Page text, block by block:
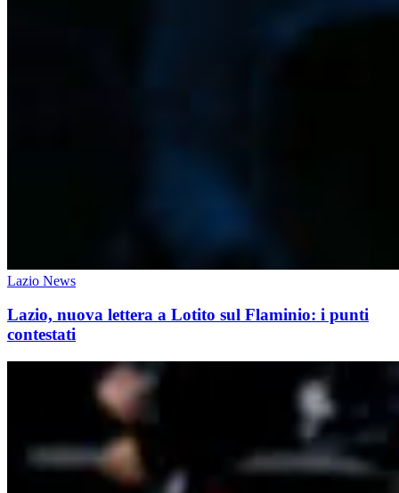
Lazio News
Lazio, nuova lettera a Lotito sul Flaminio: i punti
contestati